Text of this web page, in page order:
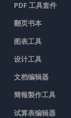
PDF 工具套件
翻页书本
图表工具
设计工具
文档编辑器
簡報製作工具
试算表编辑器